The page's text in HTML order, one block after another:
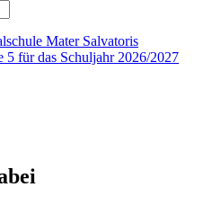
Mater Salvatoris
5 für das Schuljahr 2026/2027